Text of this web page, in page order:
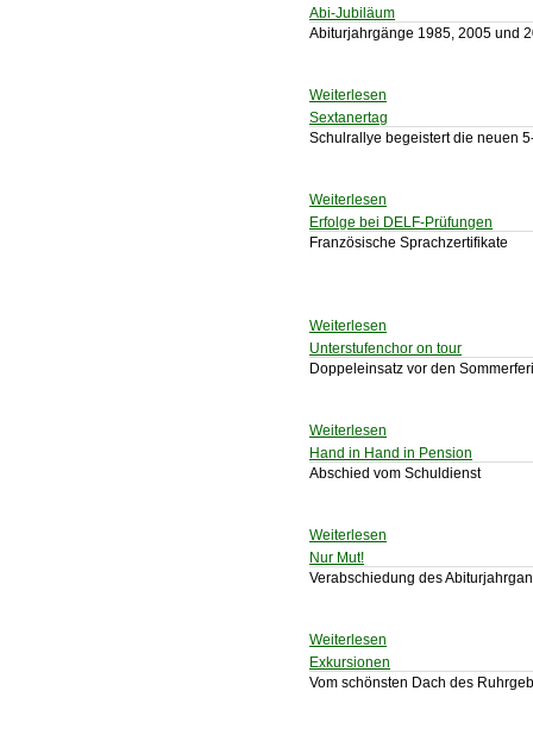
Abi-Jubiläum
Abiturjahrgänge 1985, 2005 und
Weiterlesen
Sextanertag
Schulrallye begeistert die neuen
Weiterlesen
Erfolge bei DELF-Prüfungen
Französische Sprachzertifikate
Weiterlesen
Unterstufenchor on tour
Doppeleinsatz vor den
Weiterlesen
Hand in Hand in Pension
Abschied vom Schuldienst
Weiterlesen
Nur Mut!
Verabschiedung des
Weiterlesen
Exkursionen
Vom schönsten Dach des